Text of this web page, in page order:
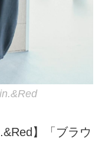
】「ブラウ